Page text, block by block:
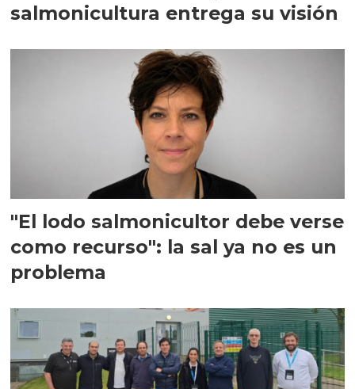
salmonicultura entrega su visión
"El lodo salmonicultor debe verse
como recurso": la sal ya no es un
problema